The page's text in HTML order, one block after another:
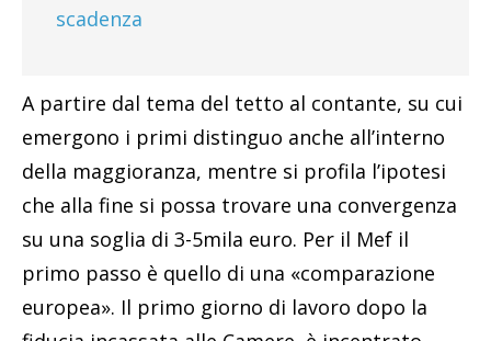
scadenza
A partire dal tema del tetto al contante, su cui
emergono i primi distinguo anche all’interno
della maggioranza, mentre si profila l’ipotesi
che alla fine si possa trovare una convergenza
su una soglia di 3-5mila euro. Per il Mef il
primo passo è quello di una «comparazione
europea». Il primo giorno di lavoro dopo la